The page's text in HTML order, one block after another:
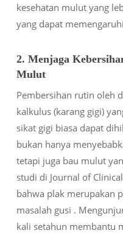
kesehatan mulut yang
yang dapat
2. Menjaga
Mulut
Pembersihan rutin oleh
kalkulus (karang gigi)
sikat gigi biasa dapat
bukan hanya
tetapi juga bau mulut
studi di Journal of
bahwa plak merupakan
masalah gusi .
kali setahun membantu